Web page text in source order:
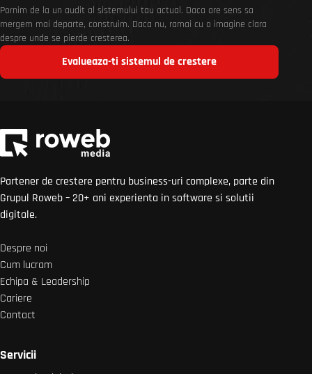
Pornim de la un audit al sistemului tau actual. Daca are sens sa
mergem mai departe, construim. Daca nu, ramai cu o imagine clara
despre unde se pierde cresterea.
Evalueaza-ti sistemul de crestere
Partener de crestere pentru business-uri complexe, parte din
Grupul Roweb – 20+ ani experienta in software si solutii
digitale.
Despre noi
Cum lucram
Echipa & Leadership
Cariere
Contact
Servicii